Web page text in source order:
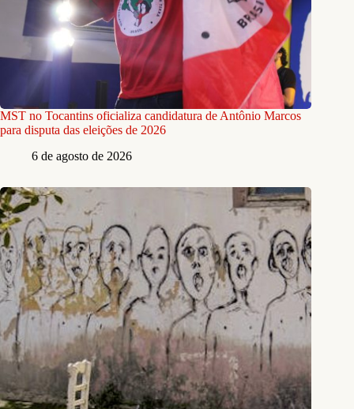
MST no Tocantins oficializa candidatura de Antônio Marcos
para disputa das eleições de 2026
6 de agosto de 2026